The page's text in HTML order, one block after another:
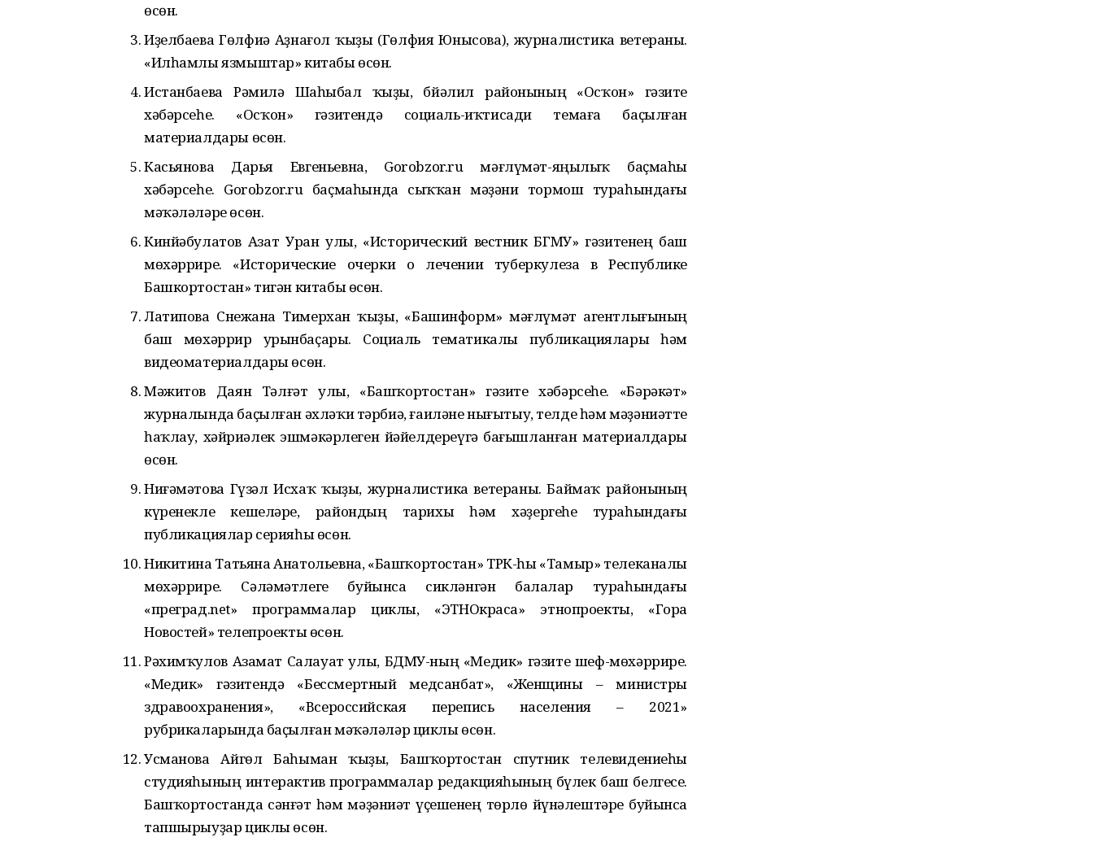
өсөн.
Иҙелбаева Гөлфиә Аҙнағол ҡыҙы (Гөлфия Юнысова), журналистика ветераны.
«Илһамлы язмыштар» китабы өсөн.
Истанбаева Рәмилә Шаһыбал ҡыҙы, Әбйәлил районының «Осҡон» гәзите
хәбәрсеһе. «Осҡон» гәзитендә социаль-иҡтисади темаға баҫылған
материалдары өсөн.
Касьянова Дарья Евгеньевна, Gorobzor.ru мәғлүмәт-яңылыҡ баҫмаһы
хәбәрсеһе. Gorobzor.ru баҫмаһында сыҡҡан мәҙәни тормош тураһындағы
мәҡәләләре өсөн.
Кинйәбулатов Азат Уран улы, «Исторический вестник БГМУ» гәзитенең баш
мөхәррире. «Исторические очерки о лечении туберкулеза в Республике
Башкортостан» тигән китабы өсөн.
Латипова Снежана Тимерхан ҡыҙы, «Башинформ» мәғлүмәт агентлығының
баш мөхәррир урынбаҫары. Социаль тематикалы публикациялары һәм
видеоматериалдары өсөн.
Мәжитов Даян Тәлғәт улы, «Башҡортостан» гәзите хәбәрсеһе. «Бәрәкәт»
журналында баҫылған әхләҡи тәрбиә, ғаиләне нығытыу, телде һәм мәҙәниәтте
һаҡлау, хәйриәлек эшмәкәрлеген йәйелдереүгә бағышланған материалдары
өсөн.
Ниғәмәтова Гүзәл Исхаҡ ҡыҙы, журналистика ветераны. Баймаҡ районының
күренекле кешеләре, райондың тарихы һәм хәҙергеһе тураһындағы
публикациялар серияһы өсөн.
Никитина Татьяна Анатольевна, «Башҡортостан» ТРК-һы «Тамыр» телеканалы
мөхәррире. Сәләмәтлеге буйынса сикләнгән балалар тураһындағы
«преград.net» программалар циклы, «ЭТНОкраса» этнопроекты, «Гора
Новостей» телепроекты өсөн.
Рәхимҡулов Азамат Салауат улы, БДМУ-ның «Медик» гәзите шеф-мөхәррире.
«Медик» гәзитендә «Бессмертный медсанбат», «Женщины – министры
здравоохранения», «Всероссийская перепись населения – 2021»
рубрикаларында баҫылған мәҡәләләр циклы өсөн.
Усманова Айгөл Баһыман ҡыҙы, Башҡортостан спутник телевидениеһы
студияһының интерактив программалар редакцияһының бүлек баш белгесе.
Башҡортостанда сәнғәт һәм мәҙәниәт үҫешенең төрлө йүнәлештәре буйынса
тапшырыуҙар циклы өсөн.